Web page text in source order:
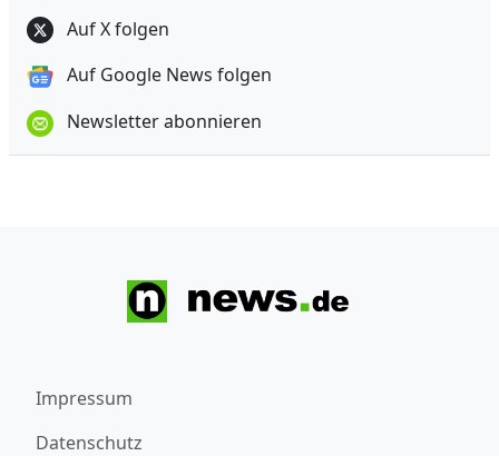
Auf X folgen
Auf Google News folgen
Newsletter abonnieren
Impressum
Datenschutz